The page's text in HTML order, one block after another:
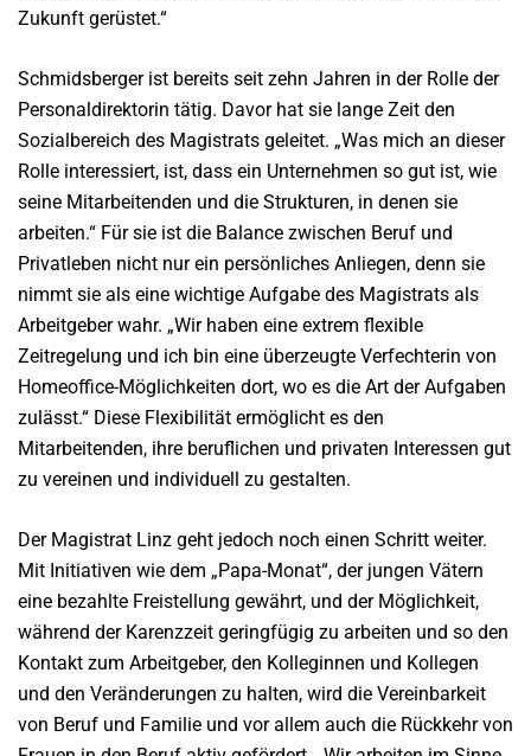
Zukunft gerüstet.“
Schmidsberger ist bereits seit zehn Jahren in der Rolle der
Personaldirektorin tätig. Davor hat sie lange Zeit den
Sozialbereich des Magistrats geleitet. „Was mich an dieser
Rolle interessiert, ist, dass ein Unternehmen so gut ist, wie
seine Mitarbeitenden und die Strukturen, in denen sie
arbeiten.“ Für sie ist die Balance zwischen Beruf und
Privatleben nicht nur ein persönliches Anliegen, denn sie
nimmt sie als eine wichtige Aufgabe des Magistrats als
Arbeitgeber wahr. „Wir haben eine extrem flexible
Zeitregelung und ich bin eine überzeugte Verfechterin von
Homeoffice-Möglichkeiten dort, wo es die Art der Aufgaben
zulässt.“ Diese Flexibilität ermöglicht es den
Mitarbeitenden, ihre beruflichen und privaten Interessen gut
zu vereinen und individuell zu gestalten.
Der Magistrat Linz geht jedoch noch einen Schritt weiter.
Mit Initiativen wie dem „Papa-Monat“, der jungen Vätern
eine bezahlte Freistellung gewährt, und der Möglichkeit,
während der Karenzzeit geringfügig zu arbeiten und so den
Kontakt zum Arbeitgeber, den Kolleginnen und Kollegen
und den Veränderungen zu halten, wird die Vereinbarkeit
von Beruf und Familie und vor allem auch die Rückkehr von